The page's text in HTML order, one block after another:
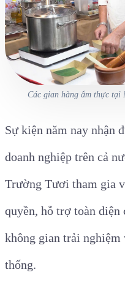
Các gian hàng ẩm thực tại
Sự kiện năm nay nhận
doanh nghiệp trên cả
Trường Tươi tham gia
quyền, hỗ trợ toàn diện
không gian trải nghiệm
thống.